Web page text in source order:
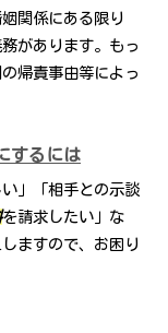
関係にある限り
があります。もっ
帰責事由等によっ
するには
」「相手との示談
を請求したい」な
ますので、お困り